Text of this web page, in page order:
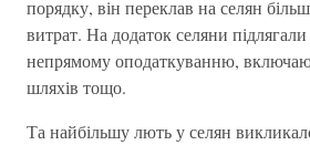
порядку, він переклав на селян
витрат. На додаток селяни
непрямому оподаткуванню,
шляхів тощо.
Та найбільшу лють у селян